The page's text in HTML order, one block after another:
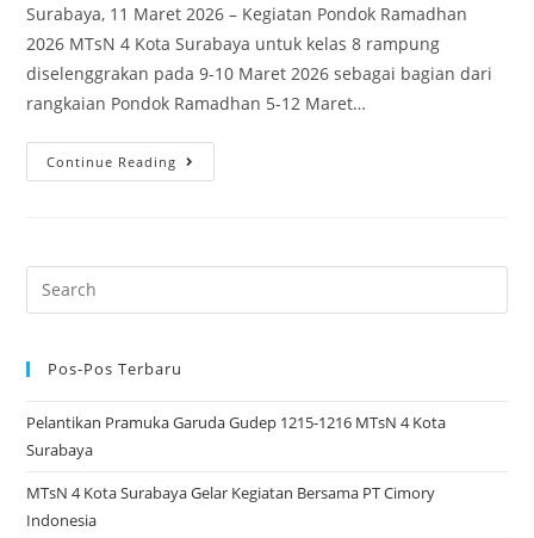
Surabaya, 11 Maret 2026 – Kegiatan Pondok Ramadhan
2026 MTsN 4 Kota Surabaya untuk kelas 8 rampung
diselenggrakan pada 9-10 Maret 2026 sebagai bagian dari
rangkaian Pondok Ramadhan 5-12 Maret…
Continue Reading
Ramadhan
Surabaya
Berbagi
Search
for:
Pos-Pos Terbaru
Pelantikan Pramuka Garuda Gudep 1215-1216 MTsN 4 Kota
Surabaya
MTsN 4 Kota Surabaya Gelar Kegiatan Bersama PT Cimory
Indonesia